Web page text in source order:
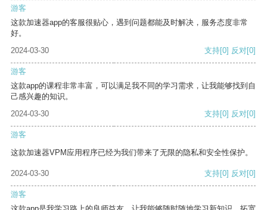
游客
这款加速器app的客服很贴心，遇到问题都能及时解决，服务态度非常
好。
2024-03-30
支持[0] 反对[0]
游客
这款app的课程非常丰富，可以满足我不同的学习需求，让我能够找到自
己感兴趣的知识。
2024-03-30
支持[0] 反对[0]
游客
这款加速器VPM应用程序已经为我们带来了无限的隐私和安全性保护。
2024-03-30 支持[0] 反对[0]
游客